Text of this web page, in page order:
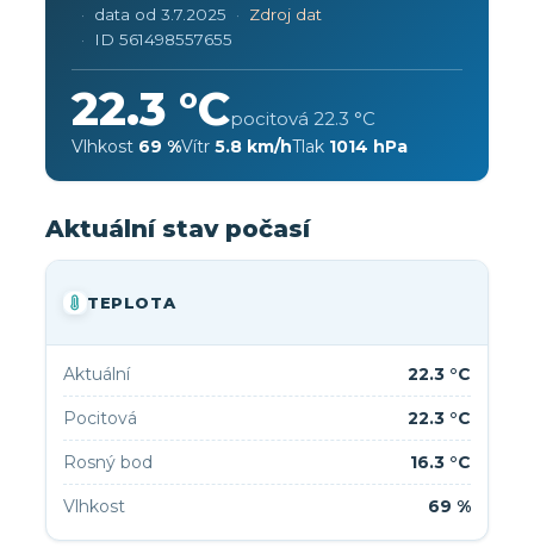
data od 3.7.2025
Zdroj dat
ID 561498557655
22.3 °Cpocitová 22.3 °C
Vlhkost 69 %Vítr5.8 km/hTlak 1014 hPa
Aktuální stav počasí
TEPLOTA
Aktuální 22.3 °C
Pocitová 22.3 °C
Rosný bod 16.3 °C
Vlhkost 69 %